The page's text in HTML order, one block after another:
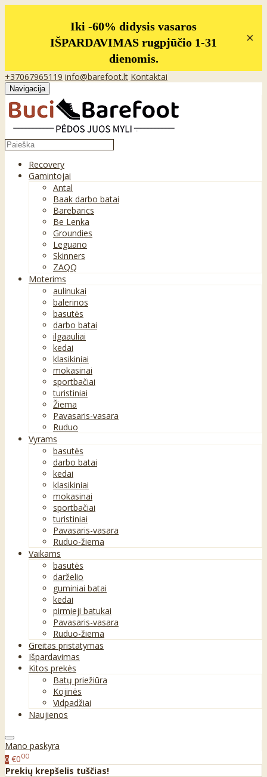
Iki -60% didysis vasaros
IŠPARDAVIMAS rugpjūčio 1-31
dienomis.
×
+37067965119 info@barefoot.lt Kontaktai
Navigacija
Recovery
Gamintojai
Antal
Baak darbo batai
Barebarics
Be Lenka
Groundies
Leguano
Skinners
ZAQQ
Moterims
aulinukai
balerinos
basutės
darbo batai
ilgaauliai
kedai
klasikiniai
mokasinai
sportbačiai
turistiniai
Žiema
Pavasaris-vasara
Ruduo
Vyrams
basutės
darbo batai
kedai
klasikiniai
mokasinai
sportbačiai
turistiniai
Pavasaris-vasara
Ruduo-žiema
Vaikams
basutės
darželio
guminiai batai
kedai
pirmieji batukai
Pavasaris-vasara
Ruduo-žiema
Greitas pristatymas
Išpardavimas
Kitos prekės
Batų priežiūra
Kojinės
Vidpadžiai
Naujienos
Mano paskyra
0 €000
Prekių krepšelis tuščias!